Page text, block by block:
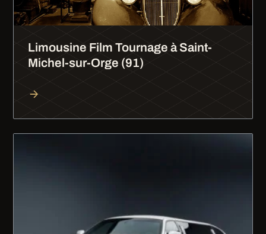
Limousine Film Tournage à Saint-
Michel-sur-Orge (91)